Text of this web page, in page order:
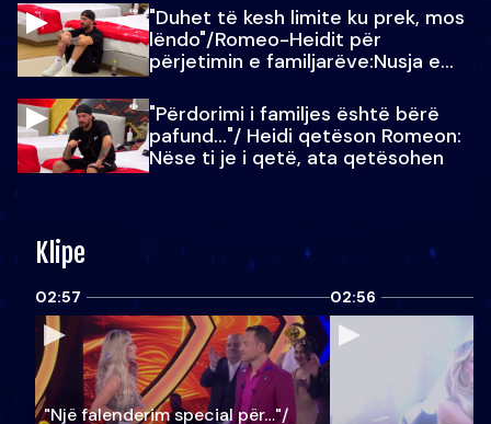
"Duhet të kesh limite ku prek, mos
lëndo"/Romeo-Heidit për
përjetimin e familjarëve:Nusja e
"Përdorimi i familjes është bërë
pafund…"/ Heidi qetëson Romeon:
Nëse ti je i qetë, ata qetësohen
Klipe
02:57
"Një falenderim special për…"/
02:56